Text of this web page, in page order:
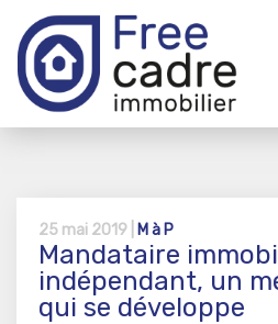
25 mai 2019 | M à P
Mandataire
indépendant, un
qui se développe